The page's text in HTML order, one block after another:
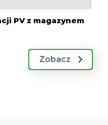
PV z magazynem
Zobacz